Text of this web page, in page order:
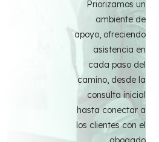
Priorizamos un
ambiente de
apoyo, ofreciendo
asistencia en
cada paso del
camino, desde la
consulta inicial
hasta conectar a
los clientes con el